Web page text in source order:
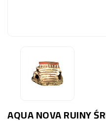
AQUA NOVA RUINY